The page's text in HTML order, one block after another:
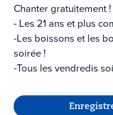
Chanter gratuitement !
- Les 21 ans et plus
-Les boissons et les
soirée !
-Tous les vendredis